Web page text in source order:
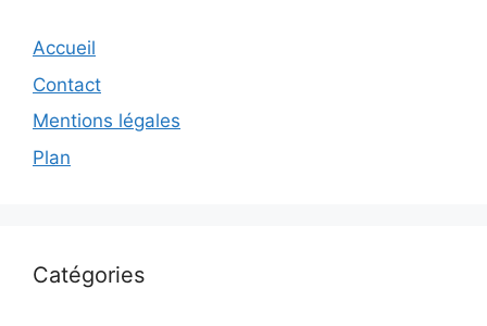
Accueil
Contact
Mentions légales
Plan
Catégories